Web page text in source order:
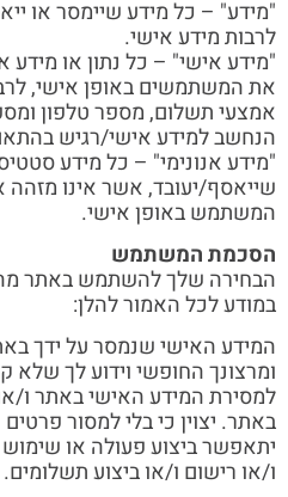
"מידע" – כל מידע שיימסר או
לרבות מידע אישי.
"מידע אישי" – כל נתון או
את המשתמשים באופן אישי,
אמצעי תשלום, מספר טלפון
הנחשב למידע אישי/רגיש
"מידע אנונימי" – כל מידע
שייאסף/יעובד, אשר אינו
המשתמש באופן אישי.
הסכמת המשתמש
הבחירה שלך להשתמש באתר
במודע לכל האמור להלן:
המידע האישי שנמסר על ידך
ומרצונך החופשי וידוע לך שלא
למסירת המידע האישי באתר ו/
באתר. יצוין כי בלי למסור
יתאפשר ביצוע פעולה או שימוש
ו/או רישום ו/או ביצוע תשלומים.